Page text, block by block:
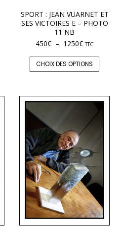
SPORT : JEAN VUARNET ET
SES VICTOIRES E – PHOTO
11 NB
450€ – 1250€ TTC
CHOIX DES OPTIONS